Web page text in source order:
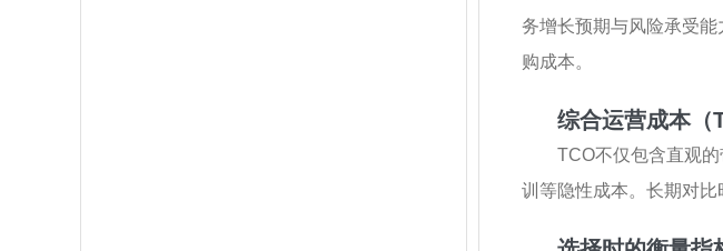
务增长预期与风险承受
购成本。
综合运营成本（
TCO不仅包含直观
训等隐性成本。长期对比